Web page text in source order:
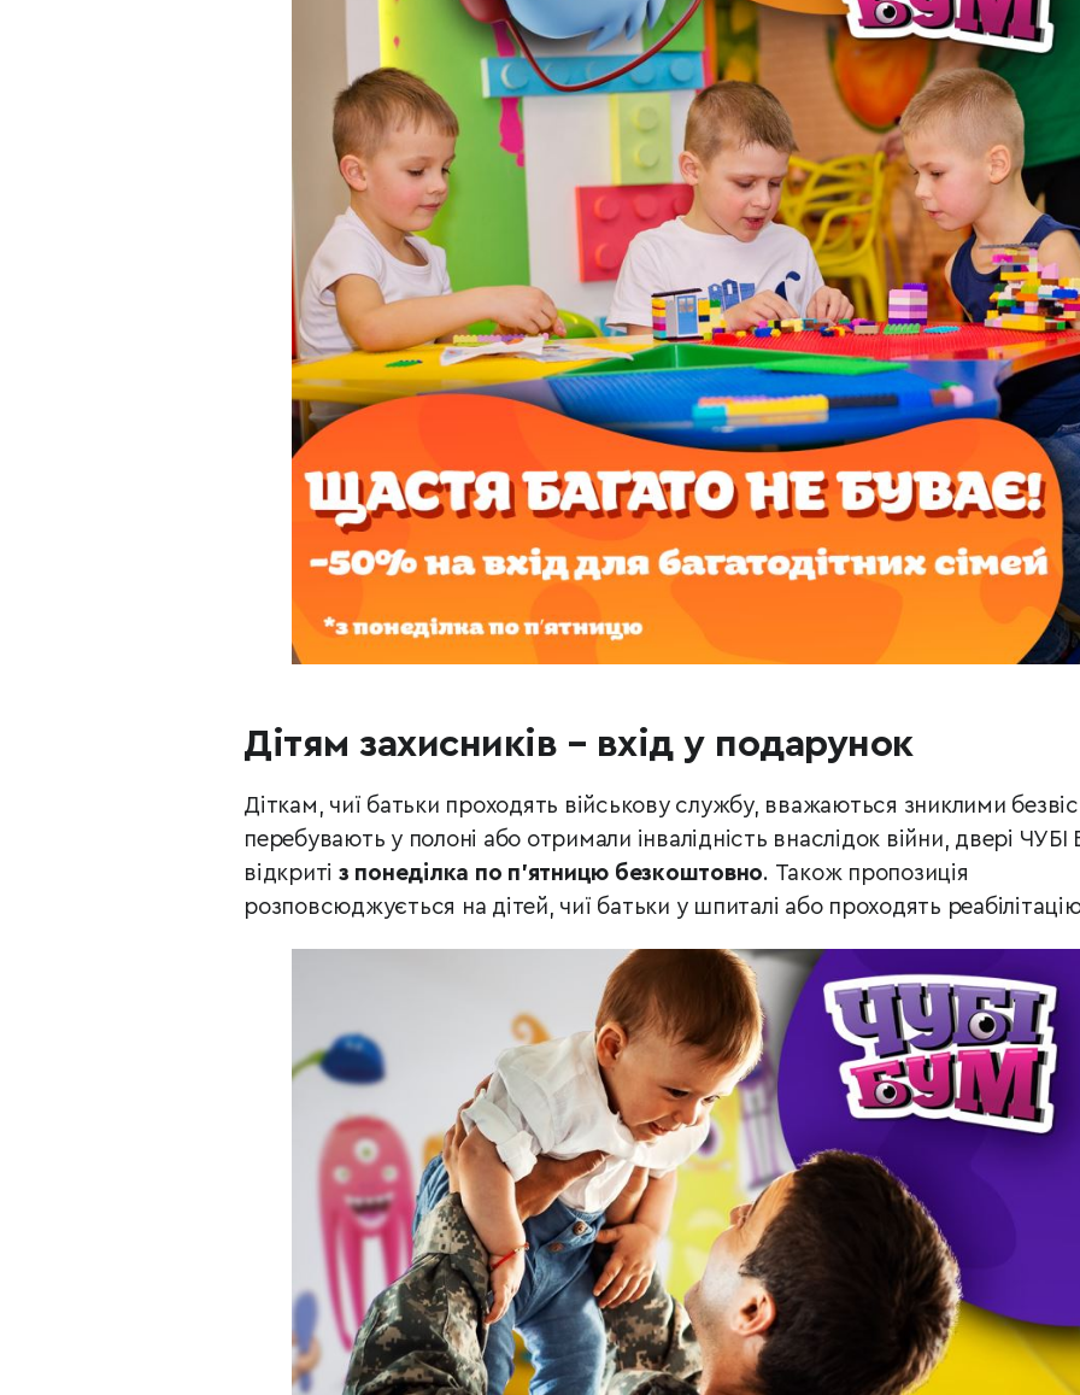
Дітям захисників – вхід у подарунок
Діткам, чиї батьки проходять військову службу, вважаються зниклими
перебувають у полоні або отримали інвалідність внаслідок війни, двері
відкриті з понеділка по п’ятницю безкоштовно. Також пропозиція
розповсюджується на дітей, чиї батьки у шпиталі або проходять